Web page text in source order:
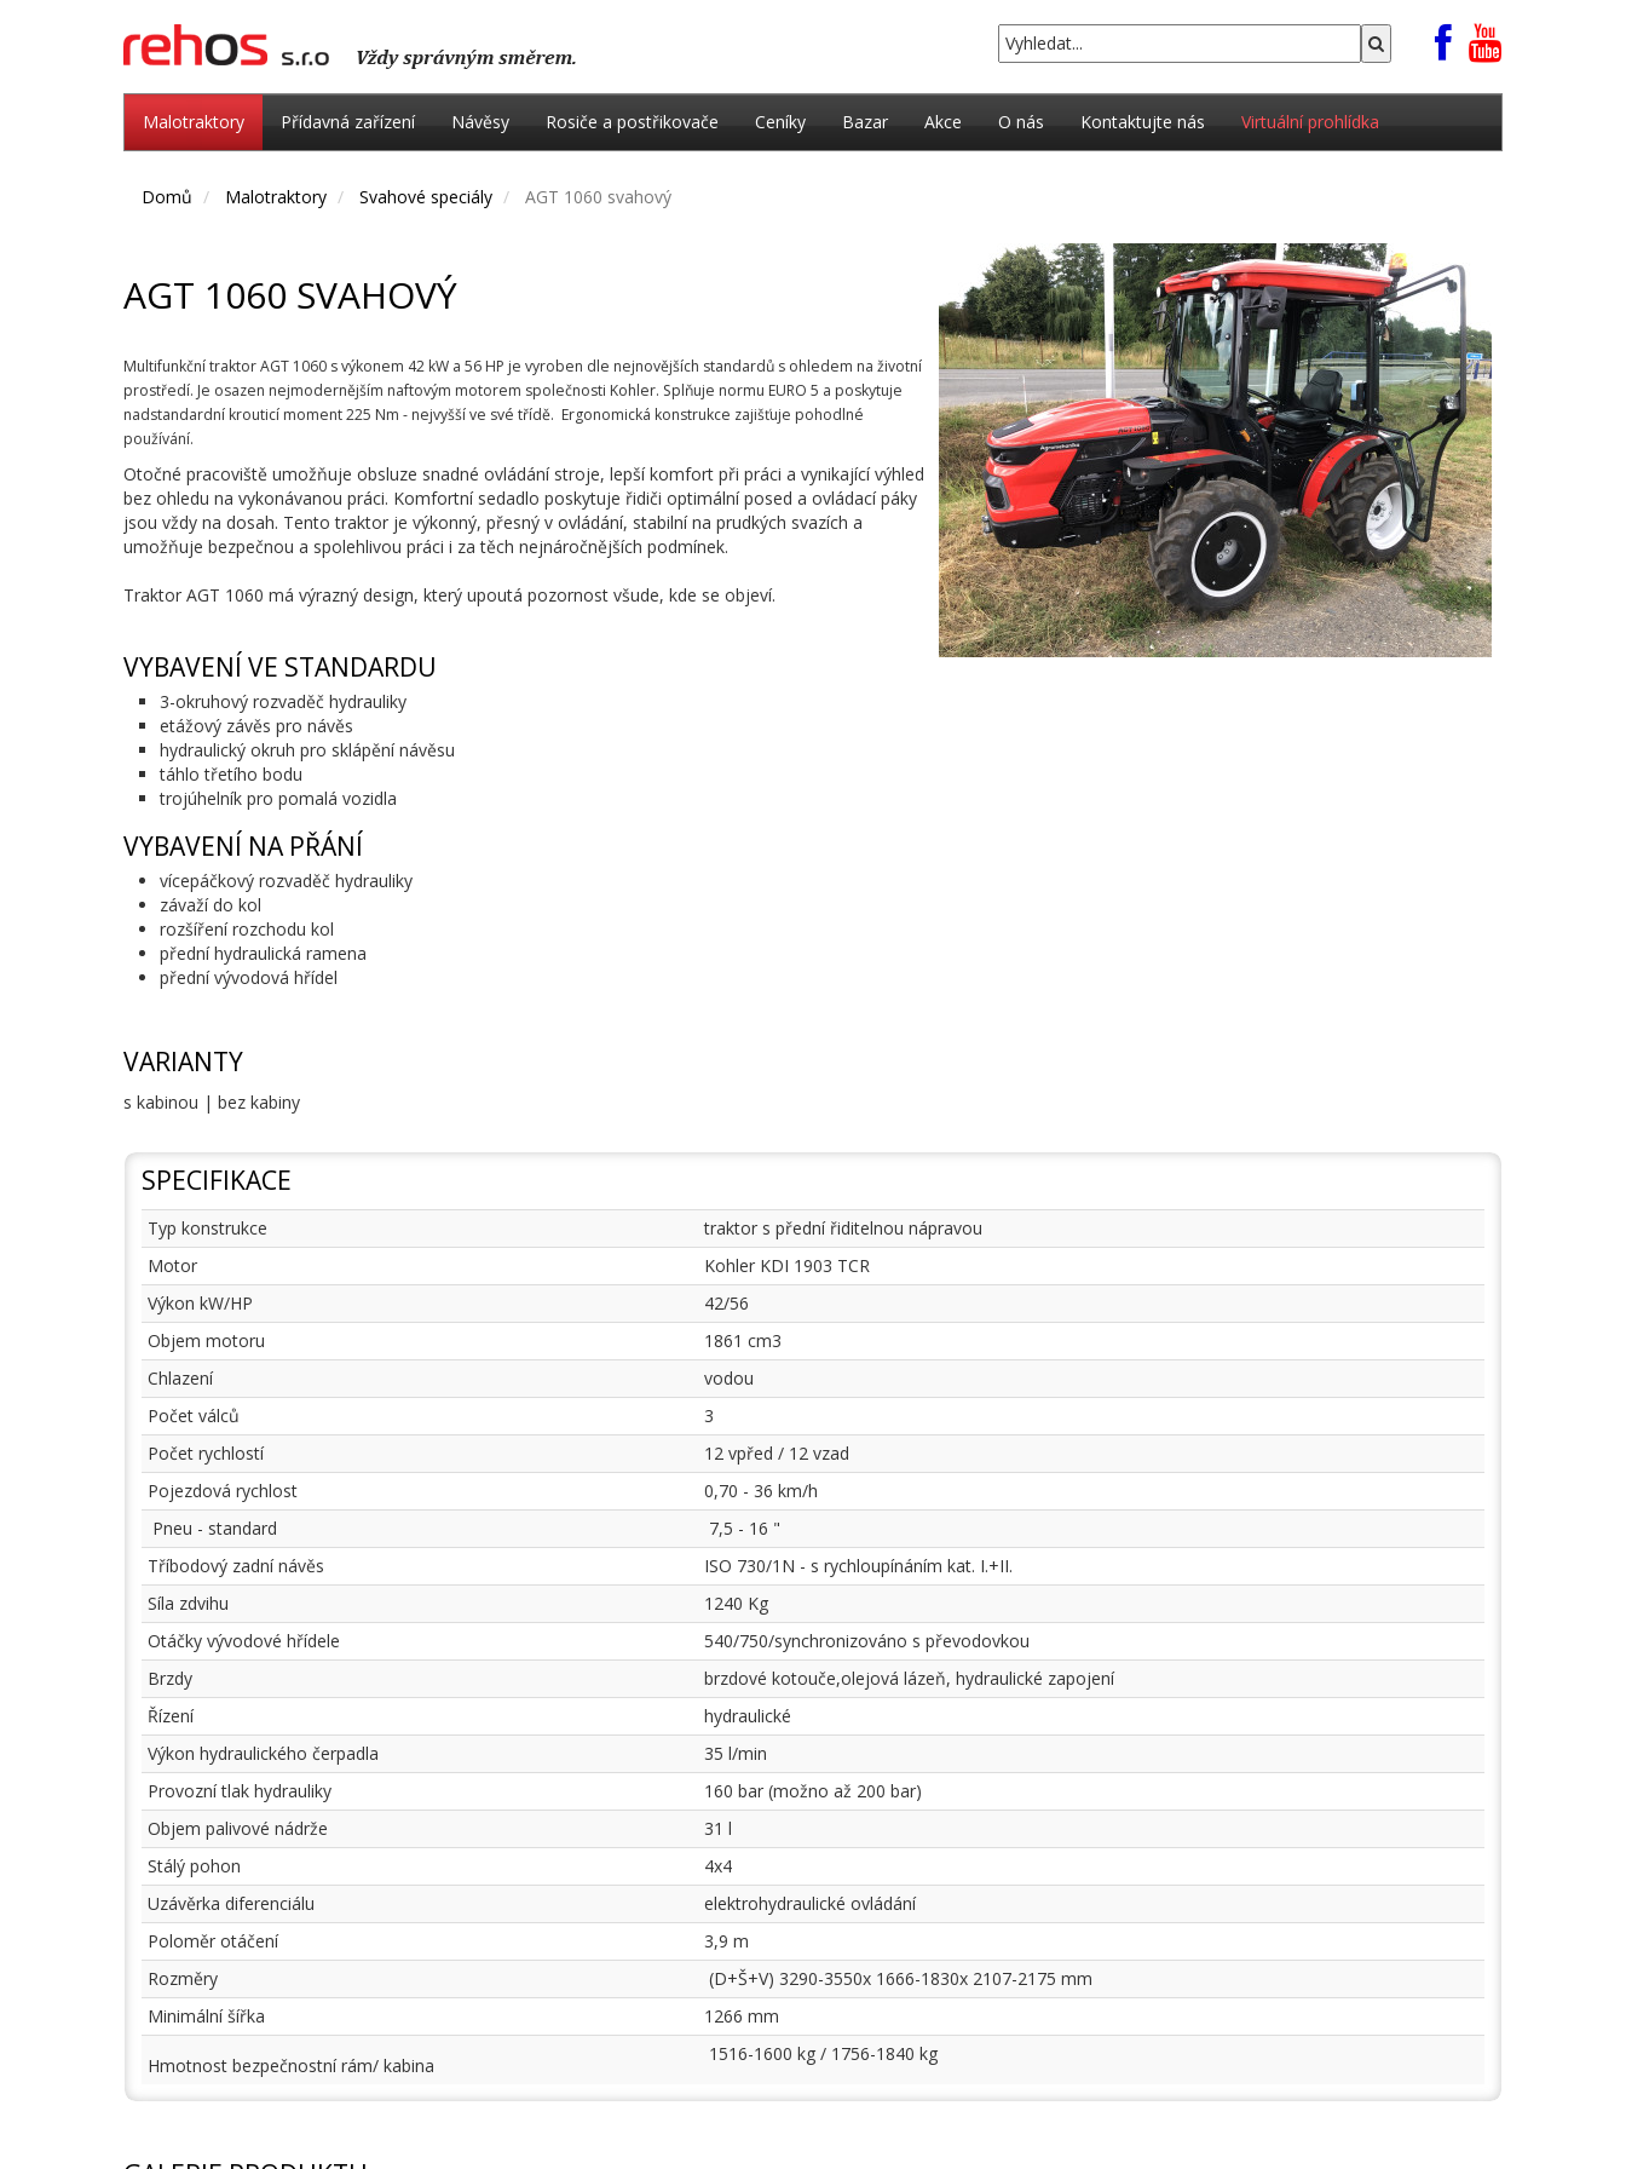
Malotraktory Přídavná zařízení Návěsy Rosiče a postřikovače Ceníky Bazar Akce O nás Kontaktujte nás Virtuální prohlídka
Domů Malotraktory Svahové speciály AGT 1060 svahový
AGT 1060 SVAHOVÝ
Multifunkční traktor AGT 1060 s výkonem 42 kW a 56 HP je vyroben dle nejnovějších standardů s ohledem na životní
prostředí. Je osazen nejmodernějším naftovým motorem společnosti Kohler. Splňuje normu EURO 5 a poskytuje
nadstandardní krouticí moment 225 Nm - nejvyšší ve své třídě. Ergonomická konstrukce zajišťuje pohodlné
používání.
Otočné pracoviště umožňuje obsluze snadné ovládání stroje, lepší komfort při práci a vynikající výhled
bez ohledu na vykonávanou práci. Komfortní sedadlo poskytuje řidiči optimální posed a ovládací páky
jsou vždy na dosah. Tento traktor je výkonný, přesný v ovládání, stabilní na prudkých svazích a
umožňuje bezpečnou a spolehlivou práci i za těch nejnáročnějších podmínek.
Traktor AGT 1060 má výrazný design, který upoutá pozornost všude, kde se objeví.
VYBAVENÍ VE STANDARDU
3-okruhový rozvaděč hydrauliky
etážový závěs pro návěs
hydraulický okruh pro sklápění návěsu
táhlo třetího bodu
trojúhelník pro pomalá vozidla
VYBAVENÍ NA PŘÁNÍ
vícepáčkový rozvaděč hydrauliky
závaží do kol
rozšíření rozchodu kol
přední hydraulická ramena
přední vývodová hřídel
VARIANTY
s kabinou | bez kabiny
SPECIFIKACE
Typ konstrukce
traktor s přední řiditelnou nápravou
Motor
Kohler KDI 1903 TCR
Výkon kW/HP
42/56
Objem motoru
1861 cm3
Chlazení
vodou
Počet válců
3
Počet rychlostí
12 vpřed / 12 vzad
Pojezdová rychlost
0,70 - 36 km/h
Pneu - standard
7,5 - 16 "
Tříbodový zadní návěs
ISO 730/1N - s rychloupínáním kat. I.+II.
Síla zdvihu
1240 Kg
Otáčky vývodové hřídele
540/750/synchronizováno s převodovkou
Brzdy
brzdové kotouče,olejová lázeň, hydraulické zapojení
Řízení
hydraulické
Výkon hydraulického čerpadla
35 l/min
Provozní tlak hydrauliky
160 bar (možno až 200 bar)
Objem palivové nádrže
31 l
Stálý pohon
4x4
Uzávěrka diferenciálu
elektrohydraulické ovládání
Poloměr otáčení
3,9 m
Rozměry
(D+Š+V) 3290-3550x 1666-1830x 2107-2175 mm
Minimální šířka
1266 mm
Hmotnost bezpečnostní rám/ kabina
1516-1600 kg / 1756-1840 kg